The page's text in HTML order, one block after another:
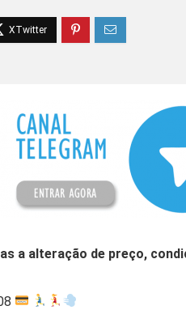
a alteração de preço,